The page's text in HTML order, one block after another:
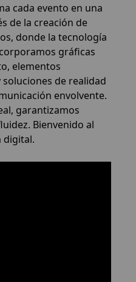
cada evento en una
de la creación de
donde la tecnología
gráficas
elementos
de realidad
envolvente.
garantizamos
Bienvenido al
digital.